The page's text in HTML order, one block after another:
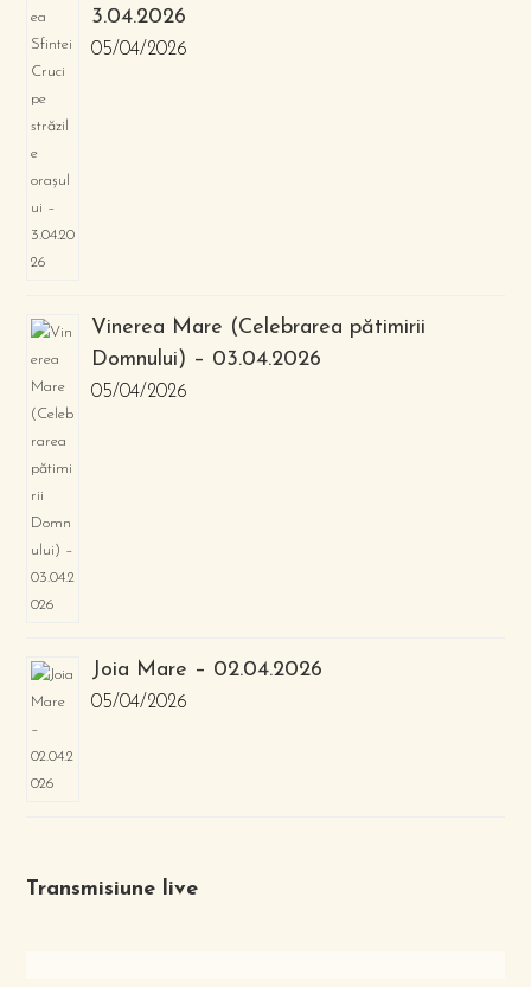
3.04.2026
05/04/2026
Vinerea Mare (Celebrarea pătimirii
Domnului) – 03.04.2026
05/04/2026
Joia Mare – 02.04.2026
05/04/2026
Transmisiune live